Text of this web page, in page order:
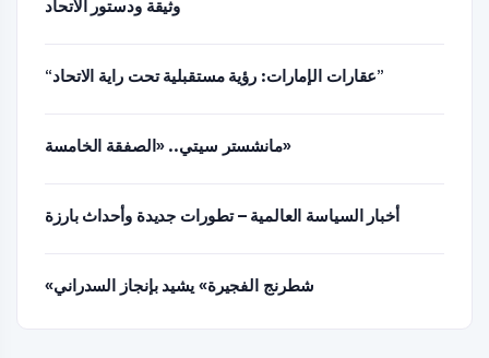
وثيقة ودستور الاتحاد
“عقارات الإمارات: رؤية مستقبلية تحت راية الاتحاد”
مانشستر سيتي.. «الصفقة الخامسة»
أخبار السياسة العالمية – تطورات جديدة وأحداث بارزة
«شطرنج الفجيرة» يشيد بإنجاز السدراني